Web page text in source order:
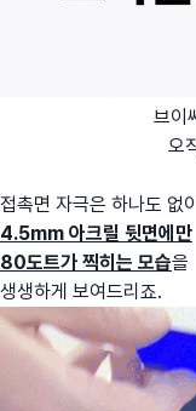
브이
오
접촉면 자극은 하나도 없이
4.5mm 아크릴 뒷면에만
80도트가 찍히는 모습을
생생하게 보여드리죠.